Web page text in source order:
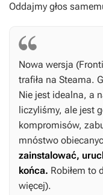
Oddajmy głos
Nowa wersja (
trafiła na Steama.
Nie jest idealna, a
liczyliśmy, ale jest
kompromisów,
mnóstwo
zainstalować,
końca. Robiłem to
więcej).